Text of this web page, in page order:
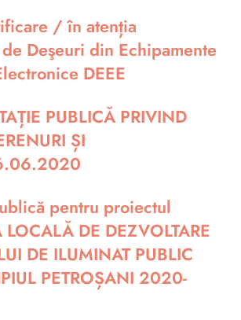
/ în atenția
Deşeuri din Echipamente
DEEE
PUBLICĂ PRIVIND
ȘI
pentru proiectul
LOCALĂ DE DEZVOLTARE
DE ILUMINAT PUBLIC
PETROȘANI 2020-